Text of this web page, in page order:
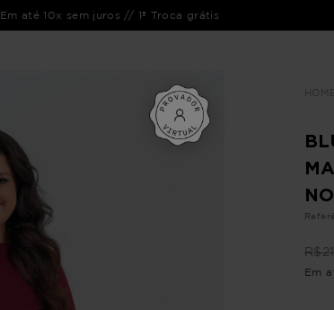
Em até 10x sem juros // 1ª Troca grátis
R$
Em